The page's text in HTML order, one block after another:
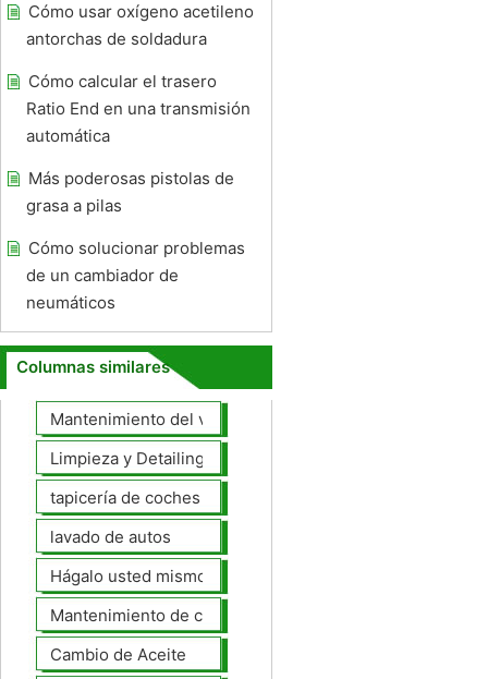
Cómo usar oxígeno acetileno
antorchas de soldadura
Cómo calcular el trasero
Ratio End en una transmisión
automática
Más poderosas pistolas de
grasa a pilas
Cómo solucionar problemas
de un cambiador de
neumáticos
Columnas similares
Mantenimiento del vehículo
Limpieza y Detailing
tapicería de coches
lavado de autos
Hágalo usted mismo Mantenimiento de Automotores
Mantenimiento de coches General
Cambio de Aceite